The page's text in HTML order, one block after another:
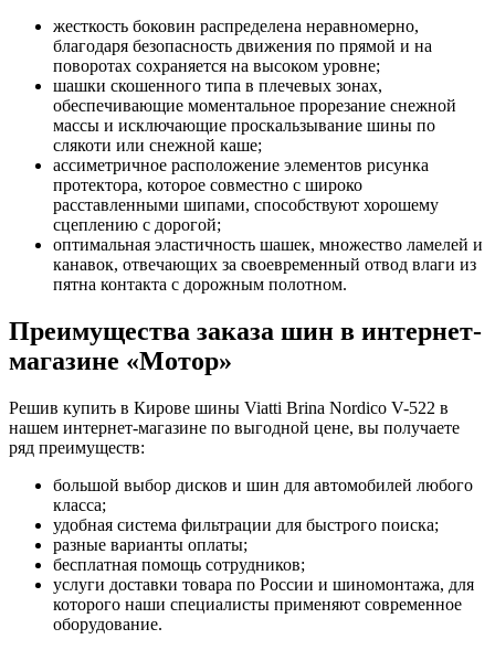
жесткость боковин распределена неравномерно,
благодаря безопасность движения по прямой и на
поворотах сохраняется на высоком уровне;
шашки скошенного типа в плечевых зонах,
обеспечивающие моментальное прорезание снежной
массы и исключающие проскальзывание шины по
слякоти или снежной каше;
ассиметричное расположение элементов рисунка
протектора, которое совместно с широко
расставленными шипами, способствуют хорошему
сцеплению с дорогой;
оптимальная эластичность шашек, множество ламелей и
канавок, отвечающих за своевременный отвод влаги из
пятна контакта с дорожным полотном.
Преимущества заказа шин в интернет-
магазине «Мотор»
Решив купить в Кирове шины Viatti Brina Nordico V-522 в
нашем интернет-магазине по выгодной цене, вы получаете
ряд преимуществ:
большой выбор дисков и шин для автомобилей любого
класса;
удобная система фильтрации для быстрого поиска;
разные варианты оплаты;
бесплатная помощь сотрудников;
услуги доставки товара по России и шиномонтажа, для
которого наши специалисты применяют современное
оборудование.